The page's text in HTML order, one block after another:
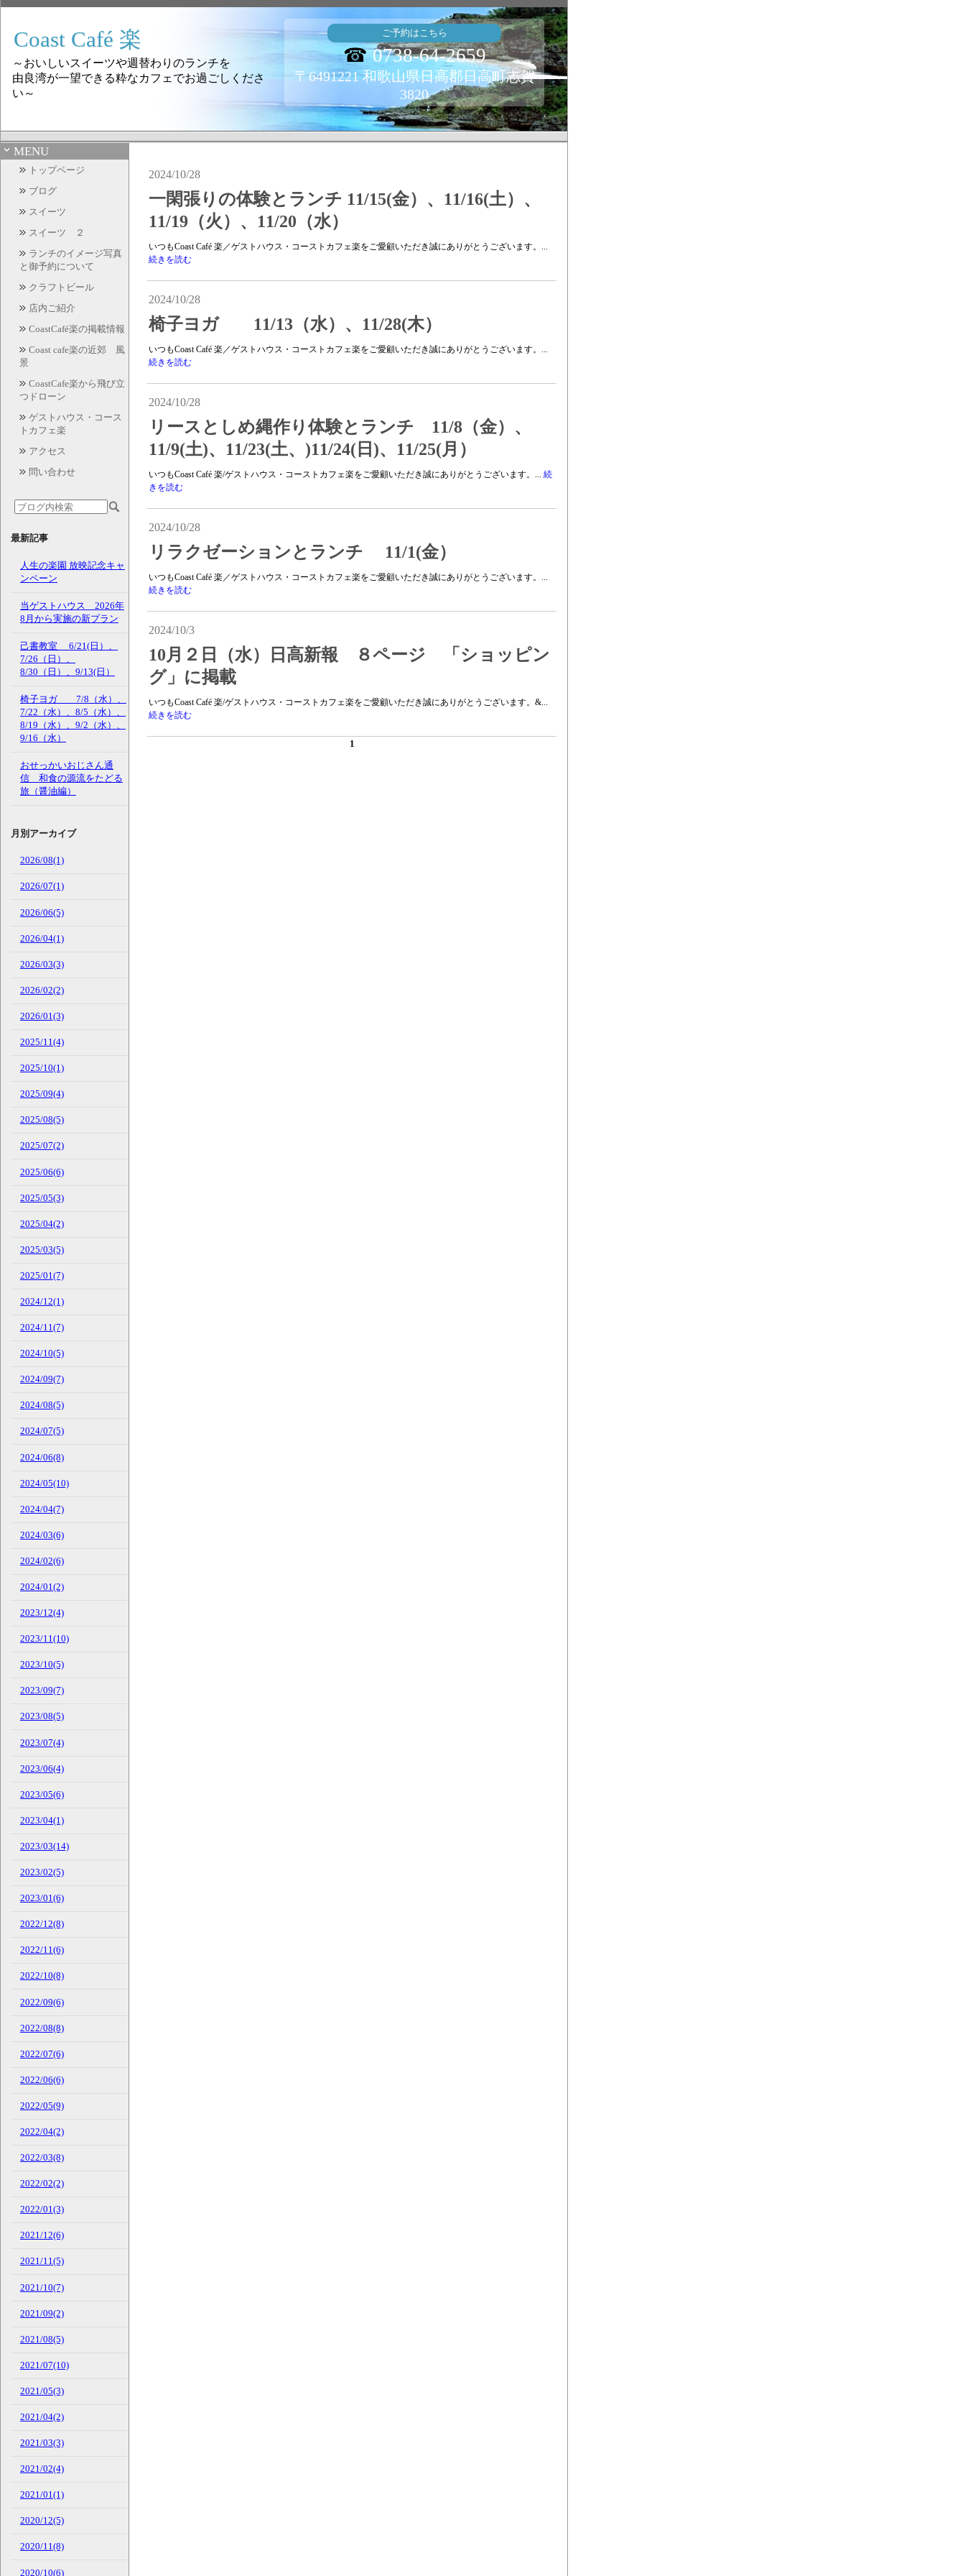
Coast Café 楽
～おいしいスイーツや週替わりのランチを
由良湾が一望できる粋なカフェでお過ごしくださ
い～
ご予約はこちら
☎0738-64-2659
〒6491221 和歌山県日高郡日高町志賀
3820
MENU
トップページ
ブログ
スイーツ
スイーツ ２
ランチのイメージ写真
と御予約について
クラフトビール
店内ご紹介
CoastCafé楽の掲載情報
Coast cafe楽の近郊 風
景
CoastCafe楽から飛び立
つドローン
ゲストハウス・コース
トカフェ楽
アクセス
問い合わせ
最新記事
人生の楽園 放映記念キャ
ンペーン
当ゲストハウス 2026年
8月から実施の新プラン
己書教室 6/21(日）、
7/26（日）、
8/30（日）、9/13(日）
椅子ヨガ 7/8（水）、
7/22（水）、8/5（水）、
8/19（水）、9/2（水）、
9/16（水）
おせっかいおじさん通
信 和食の源流をたどる
旅（醤油編）
月別アーカイブ
2026/08(1)
2026/07(1)
2026/06(5)
2026/04(1)
2026/03(3)
2026/02(2)
2026/01(3)
2025/11(4)
2025/10(1)
2025/09(4)
2025/08(5)
2025/07(2)
2025/06(6)
2025/05(3)
2025/04(2)
2025/03(5)
2025/01(7)
2024/12(1)
2024/11(7)
2024/10(5)
2024/09(7)
2024/08(5)
2024/07(5)
2024/06(8)
2024/05(10)
2024/04(7)
2024/03(6)
2024/02(6)
2024/01(2)
2023/12(4)
2023/11(10)
2023/10(5)
2023/09(7)
2023/08(5)
2023/07(4)
2023/06(4)
2023/05(6)
2023/04(1)
2023/03(14)
2023/02(5)
2023/01(6)
2022/12(8)
2022/11(6)
2022/10(8)
2022/09(6)
2022/08(8)
2022/07(6)
2022/06(6)
2022/05(9)
2022/04(2)
2022/03(8)
2022/02(2)
2022/01(3)
2021/12(6)
2021/11(5)
2021/10(7)
2021/09(2)
2021/08(5)
2021/07(10)
2021/05(3)
2021/04(2)
2021/03(3)
2021/02(4)
2021/01(1)
2020/12(5)
2020/11(8)
2020/10(6)
2024/10/28
一閑張りの体験とランチ 11/15(金）、11/16(土）、
11/19（火）、11/20（水）
いつもCoast Café 楽／ゲストハウス・コーストカフェ楽をご愛顧いただき誠にありがとうございます。...
続きを読む
2024/10/28
椅子ヨガ 11/13（水）、11/28(木）
いつもCoast Café 楽／ゲストハウス・コーストカフェ楽をご愛顧いただき誠にありがとうございます。...
続きを読む
2024/10/28
リースとしめ縄作り体験とランチ 11/8（金）、
11/9(土)、11/23(土、)11/24(日)、11/25(月）
いつもCoast Café 楽/ゲストハウス・コーストカフェ楽をご愛顧いただき誠にありがとうございます。... 続
きを読む
2024/10/28
リラクゼーションとランチ 11/1(金）
いつもCoast Café 楽／ゲストハウス・コーストカフェ楽をご愛顧いただき誠にありがとうございます。...
続きを読む
2024/10/3
10月２日（水）日高新報 ８ページ 「ショッピン
グ」に掲載
いつもCoast Café 楽/ゲストハウス・コーストカフェ楽をご愛顧いただき誠にありがとうございます。&...
続きを読む
1